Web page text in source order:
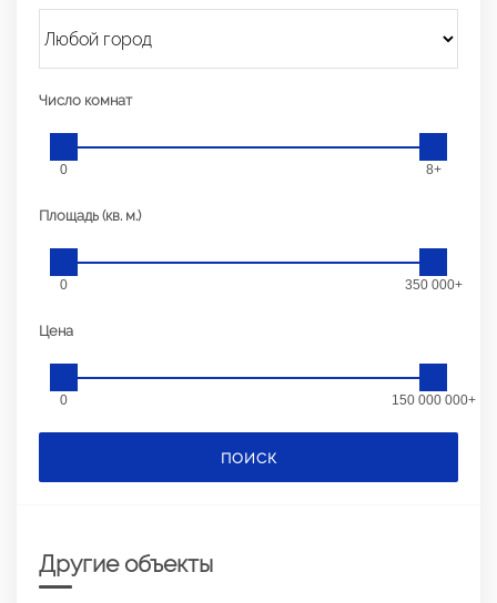
Число комнат
0 8+
Площадь (кв. м.)
0 350 000+
Цена
0 150 000 000+
ПОИСК
Другие объекты